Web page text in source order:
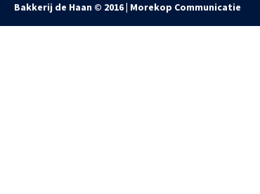
Bakkerij de Haan © 2016 | Morekop Communicatie